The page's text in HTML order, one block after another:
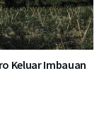
Keluar Imbauan